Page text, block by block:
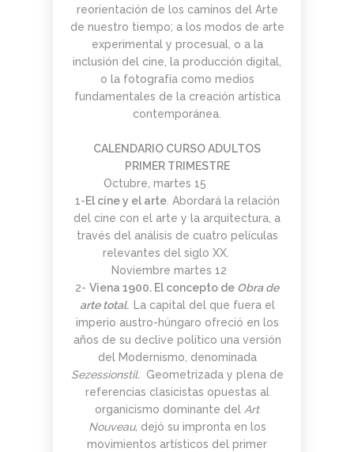
reorientación de los caminos del Arte
de nuestro tiempo; a los modos de arte
experimental y procesual, o a la
inclusión del cine, la producción digital,
o la fotografía como medios
fundamentales de la creación artística
contemporánea.
CALENDARIO CURSO ADULTOS
PRIMER TRIMESTRE
Octubre, martes 15
1-El cine y el arte. Abordará la relación
del cine con el arte y la arquitectura, a
través del análisis de cuatro películas
relevantes del siglo XX.
Noviembre martes 12
2- Viena 1900. El concepto de Obra de
arte total. La capital del que fuera el
imperio austro-húngaro ofreció en los
años de su declive político una versión
del Modernismo, denominada
Sezessionstil. Geometrizada y plena de
referencias clasicistas opuestas al
organicismo dominante del Art
Nouveau, dejó su impronta en los
movimientos artísticos del primer